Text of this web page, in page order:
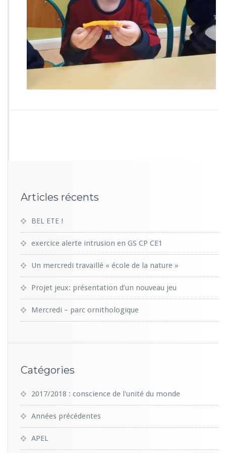
Articles récents
BEL ETE !
exercice alerte intrusion en GS CP CE1
Un mercredi travaillé « école de la nature »
Projet jeux: présentation d’un nouveau jeu
Mercredi – parc ornithologique
Catégories
2017/2018 : conscience de l'unité du monde
Années précédentes
APEL